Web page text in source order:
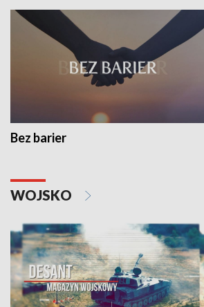
Bez barier
WOJSKO